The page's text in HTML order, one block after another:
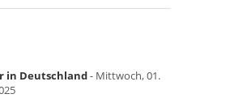
in Deutschland- Mittwoch, 01.